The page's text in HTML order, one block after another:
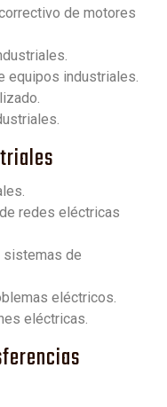
de motores
equipos industriales.
redes eléctricas
sistemas de
eléctricos.
eléctricas.